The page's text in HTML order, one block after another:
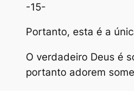
-15-
Portanto, esta é a
O verdadeiro Deus é
portanto adorem